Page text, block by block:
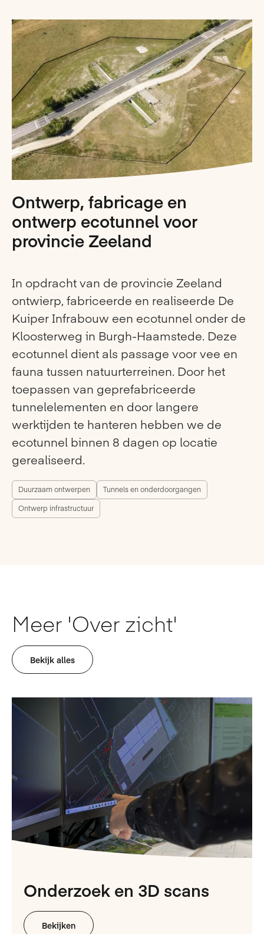
Ontwerp, fabricage en
ontwerp ecotunnel voor
provincie Zeeland
In opdracht van de provincie Zeeland
ontwierp, fabriceerde en realiseerde De
Kuiper Infrabouw een ecotunnel onder de
Kloosterweg in Burgh-Haamstede. Deze
ecotunnel dient als passage voor vee en
fauna tussen natuurterreinen. Door het
toepassen van geprefabriceerde
tunnelelementen en door langere
werktijden te hanteren hebben we de
ecotunnel binnen 8 dagen op locatie
gerealiseerd.
Duurzaam ontwerpen
Tunnels en onderdoorgangen
Ontwerp infrastructuur
Meer 'Over zicht'
Bekijk alles
Onderzoek en 3D scans
Bekijken